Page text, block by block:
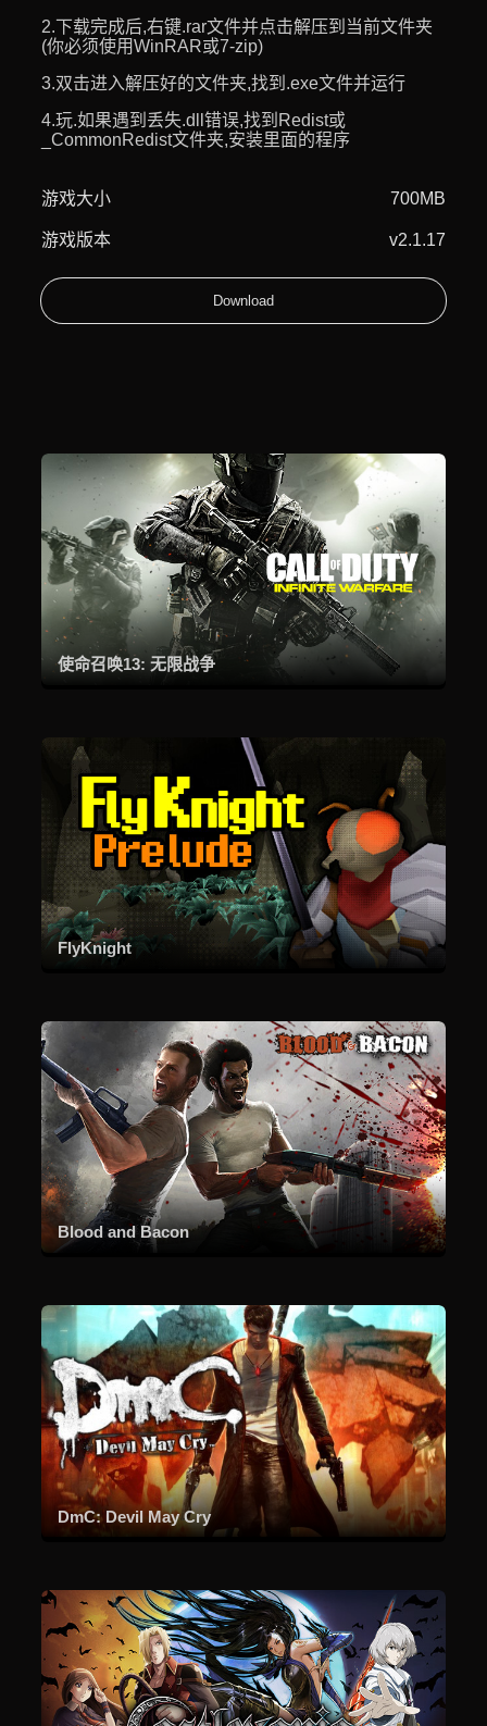
2.下载完成后,右键.rar文件并点击解压到当前文件夹
(你必须使用WinRAR或7-zip)
3.双击进入解压好的文件夹,找到.exe文件并运行
4.玩.如果遇到丢失.dll错误,找到Redist或
_CommonRedist文件夹,安装里面的程序
游戏大小 700MB
游戏版本 v2.1.17
Download
使命召唤13: 无限战争
FlyKnight
Blood and Bacon
DmC: Devil May Cry